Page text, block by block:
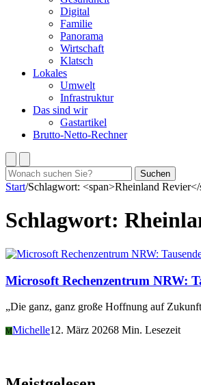
Digital
Familie
Panorama
Wirtschaft
Klatsch
Lokales
Umwelt
Infrastruktur
Das sind wir
Gastartikel
Brutto-Netto-Rechner
Suchen
nach:
Suchen
Start/Schlagwort: <span>Rheinland Revier</
Schlagwort:
Microsoft Rechenzentrum NRW:
„Die ganz, ganz große Hoffnung auf
MMichelle12. März 20268 Min. Lesezeit